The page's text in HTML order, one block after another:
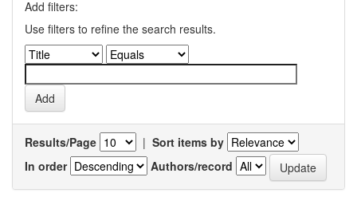
Add filters:
Use filters to refine the search results.
Results/Page | Sort items by
In order
Authors/record